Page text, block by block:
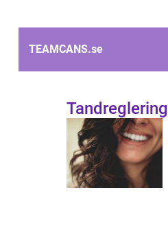
TEAMCANS.se
Tandreglering